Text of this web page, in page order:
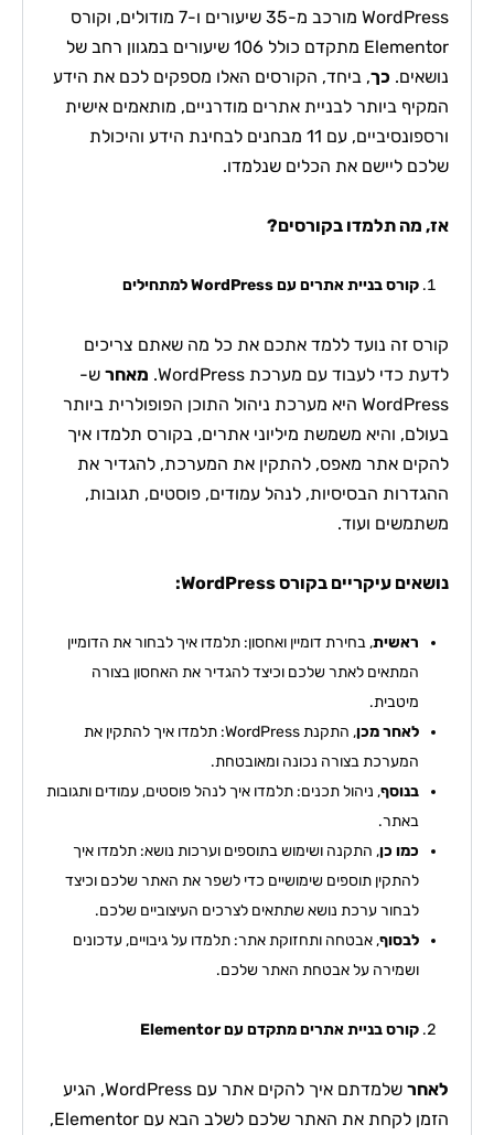
WordPress מורכב מ-35 שיעורים ו-7 מודולים, וקורס
Elementor מתקדם כולל 106 שיעורים במגוון רחב של
נושאים. כך, ביחד, הקורסים האלו מספקים לכם את הידע
המקיף ביותר לבניית אתרים מודרניים, מותאמים אישית
ורספונסיביים, עם 11 מבחנים לבחינת הידע והיכולת
שלכם ליישם את הכלים שנלמדו.
אז, מה תלמדו בקורסים?
קורס בניית אתרים עם WordPress למתחילים
קורס זה נועד ללמד אתכם את כל מה שאתם צריכים
לדעת כדי לעבוד עם מערכת WordPress.
מאחר ש-
WordPress היא מערכת ניהול התוכן הפופולרית ביותר
בעולם, והיא משמשת מיליוני אתרים, בקורס תלמדו איך
להקים אתר מאפס, להתקין את המערכת, להגדיר את
ההגדרות הבסיסיות, לנהל עמודים, פוסטים, תגובות,
משתמשים ועוד.
נושאים עיקריים בקורס WordPress:
ראשית, בחירת דומיין ואחסון: תלמדו איך לבחור את הדומיין
המתאים לאתר שלכם וכיצד להגדיר את האחסון בצורה
מיטבית.
לאחר מכן
, התקנת WordPress: תלמדו איך להתקין את
המערכת בצורה נכונה ומאובטחת.
בנוסף, ניהול תכנים: תלמדו איך לנהל פוסטים, עמודים ותגובות
באתר.
כמו כן, התקנה ושימוש בתוספים וערכות נושא: תלמדו איך
להתקין תוספים שימושיים כדי לשפר את האתר שלכם וכיצד
לבחור ערכת נושא שתתאים לצרכים העיצוביים שלכם.
לבסוף, אבטחה ותחזוקת אתר: תלמדו על גיבויים, עדכונים
ושמירה על אבטחת האתר שלכם.
קורס בניית אתרים מתקדם עם Elementor
לאחר
שלמדתם איך להקים אתר עם WordPress, הגיע
הזמן לקחת את האתר שלכם לשלב הבא עם Elementor,